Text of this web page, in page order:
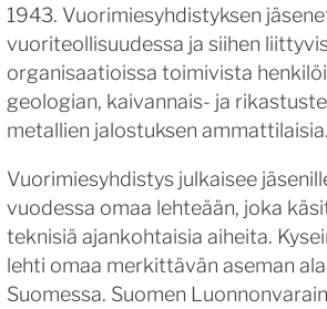
1943. Vuorimiesyhdistyksen
vuoriteollisuudessa ja siihen
organisaatioissa toimivista
geologian, kaivannais- ja
metallien jalostuksen ammattilaisia.
Vuorimiesyhdistys julkaisee
vuodessa omaa lehteään, joka
teknisiä ajankohtaisia aiheita.
lehti omaa merkittävän aseman
Suomessa. Suomen